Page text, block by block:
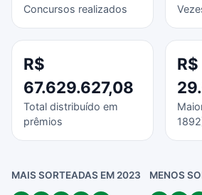
Concursos realizados
R$
67.629.627,08
Total distribuído em
prêmios
R$
MAIS SORTEADAS EM 2023 MENOS